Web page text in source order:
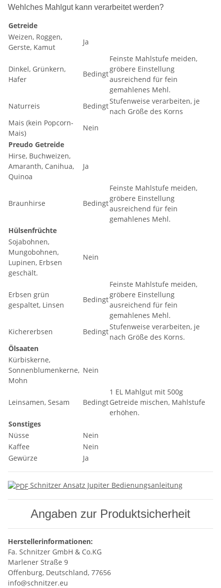
Wehlches Mahlgut kann verarbeitet werden?
Getreide
Weizen, Roggen,
Gerste, Kamut
Ja
Dinkel, Grünkern,
Hafer
Bedingt
Feinste Mahlstufe meiden,
gröbere Einstellung
ausreichend für fein
gemahlenes Mehl.
Naturreis
Bedingt
Stufenweise verarbeiten, je
nach Größe des Korns
Mais (kein Popcorn-
Mais)
Nein
Preudo Getreide
Hirse, Buchweizen,
Amaranth, Canihua,
Quinoa
Ja
Braunhirse Bedingt
Feinste Mahlstufe meiden,
gröbere Einstellung
ausreichend für fein
gemahlenes Mehl.
Hülsenfrüchte
Sojabohnen,
Mungobohnen,
Lupinen, Erbsen
geschält.
Nein
Erbsen grün
gespaltet, Linsen
Bedingt
Feinste Mahlstufe meiden,
gröbere Einstellung
ausreichend für fein
gemahlenes Mehl.
Kichererbsen
Bedingt
Stufenweise verarbeiten, je
nach Größe des Korns.
Ölsaaten
Kürbiskerne,
Sonnenblumenkerne,
Mohn
Nein
Leinsamen, Sesam Bedingt
1 EL Mahlgut mit 500g
Getreide mischen, Mahlstufe
erhöhen.
Sonstiges
Nüsse
Nein
Kaffee
Nein
Gewürze
Ja
Schnitzer Ansatz Jupiter Bedienungsanleitung
Angaben zur Produktsicherheit
Herstellerinformationen:
Fa. Schnitzer GmbH & Co.KG
Marlener Straße 9
Offenburg, Deutschland, 77656
info@schnitzer.eu